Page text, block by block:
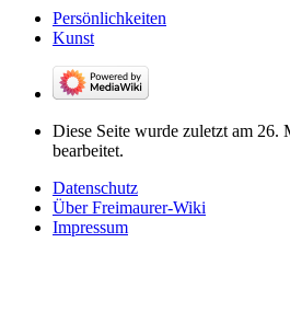
Persönlichkeiten
Kunst
Diese Seite wurde zuletzt am 26.
bearbeitet.
Datenschutz
Über Freimaurer-Wiki
Impressum